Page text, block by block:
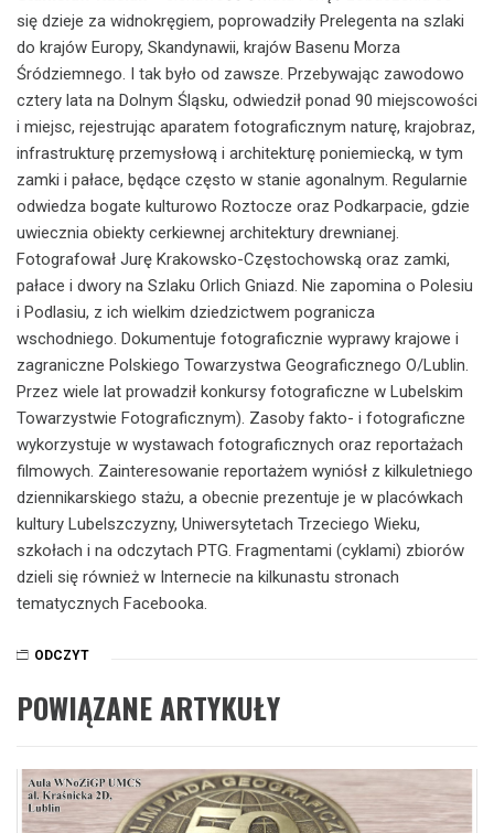
się dzieje za widnokręgiem, poprowadziły Prelegenta na szlaki
do krajów Europy, Skandynawii, krajów Basenu Morza
Śródziemnego. I tak było od zawsze. Przebywając zawodowo
cztery lata na Dolnym Śląsku, odwiedził ponad 90 miejscowości
i miejsc, rejestrując aparatem fotograficznym naturę, krajobraz,
infrastrukturę przemysłową i architekturę poniemiecką, w tym
zamki i pałace, będące często w stanie agonalnym. Regularnie
odwiedza bogate kulturowo Roztocze oraz Podkarpacie, gdzie
uwiecznia obiekty cerkiewnej architektury drewnianej.
Fotografował Jurę Krakowsko-Częstochowską oraz zamki,
pałace i dwory na Szlaku Orlich Gniazd. Nie zapomina o Polesiu
i Podlasiu, z ich wielkim dziedzictwem pogranicza
wschodniego. Dokumentuje fotograficznie wyprawy krajowe i
zagraniczne Polskiego Towarzystwa Geograficznego O/Lublin.
Przez wiele lat prowadził konkursy fotograficzne w Lubelskim
Towarzystwie Fotograficznym). Zasoby fakto- i fotograficzne
wykorzystuje w wystawach fotograficznych oraz reportażach
filmowych. Zainteresowanie reportażem wyniósł z kilkuletniego
dziennikarskiego stażu, a obecnie prezentuje je w placówkach
kultury Lubelszczyzny, Uniwersytetach Trzeciego Wieku,
szkołach i na odczytach PTG. Fragmentami (cyklami) zbiorów
dzieli się również w Internecie na kilkunastu stronach
tematycznych Facebooka.
ODCZYT
POWIĄZANE ARTYKUŁY